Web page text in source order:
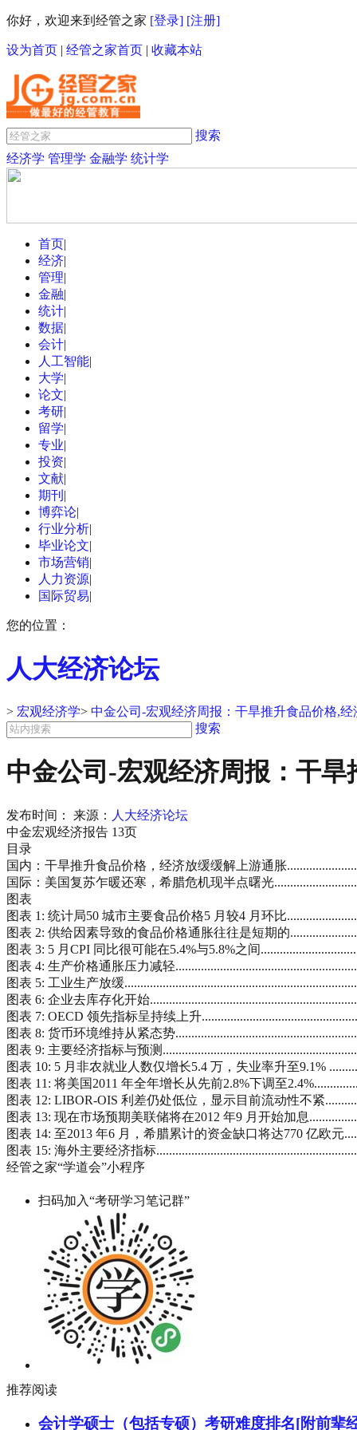
你好，欢迎来到经管之家 [登录] [注册]
设为首页 | 经管之家首页 | 收藏本站
搜索
经济学 管理学 金融学 统计学
首页|
经济|
管理|
金融|
统计|
数据|
会计|
人工智能|
大学|
论文|
考研|
留学|
专业|
投资|
文献|
期刊 |
博弈论|
行业分析|
毕业论文|
市场营销|
人力资源|
国际贸易|
您的位置：
人大经济论坛
> 宏观经济学> 中金公司-宏观经济周报：干旱推升食品价格,
搜索
中金公司-宏观经济周报：干
发布时间： 来源： 人大经济论坛
中金宏观经济报告 13页
目录
国内：干旱推升食品价格，经济放缓缓解上游通胀
国际：美国复苏乍暖还寒，希腊危机现半点曙光
图表
图表 1: 统计局50 城市主要食品价格5 月较4 月环比
图表 2: 供给因素导致的食品价格通胀往往是短期的
图表 3: 5 月CPI 同比很可能在5.4%与5.8%之间
图表 4: 生产价格通胀压力减轻
图表 5: 工业生产放缓
图表 6: 企业去库存化开始
图表 7: OECD 领先指标呈持续上升
图表 8: 货币环境维持从紧态势
图表 9: 主要经济指标与预测
图表 10: 5 月非农就业人数仅增长5.4 万，失业率升至9.1%
图表 11: 将美国2011 年全年增长从先前2.8%下调至
图表 12: LIBOR-OIS 利差仍处低位，显示目前流动性不紧
图表 13: 现在市场预期美联储将在2012 年9 月开始加息
图表 14: 至2013 年6 月，希腊累计的资金缺口将达770 亿欧元
图表 15: 海外主要经济指标
经管之家“学道会”小程序
扫码加入“考研学习笔记群”
推荐阅读
会计学硕士（包括专硕）考研难度排名[附前辈